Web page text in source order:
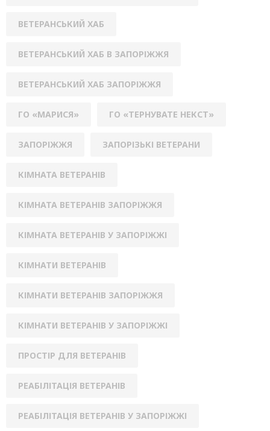
ВЕТЕРАНСЬКИЙ ХАБ
ВЕТЕРАНСЬКИЙ ХАБ В ЗАПОРІЖЖЯ
ВЕТЕРАНСЬКИЙ ХАБ ЗАПОРІЖЖЯ
ГО «МАРИСЯ» ГО «ТЕРНУВАТЕ НЕКСТ»
ЗАПОРІЖЖЯ ЗАПОРІЗЬКІ ВЕТЕРАНИ
КІМНАТА ВЕТЕРАНІВ
КІМНАТА ВЕТЕРАНІВ ЗАПОРІЖЖЯ
КІМНАТА ВЕТЕРАНІВ У ЗАПОРІЖЖІ
КІМНАТИ ВЕТЕРАНІВ
КІМНАТИ ВЕТЕРАНІВ ЗАПОРІЖЖЯ
КІМНАТИ ВЕТЕРАНІВ У ЗАПОРІЖЖІ
ПРОСТІР ДЛЯ ВЕТЕРАНІВ
РЕАБІЛІТАЦІЯ ВЕТЕРАНІВ
РЕАБІЛІТАЦІЯ ВЕТЕРАНІВ У ЗАПОРІЖЖІ